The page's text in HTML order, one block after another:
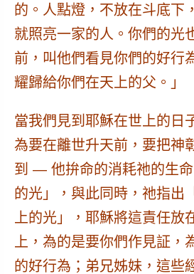
的。人點燈，不放在斗底下
就照亮一家的人。 你們的光
前，叫他們看見你們的好行
耀歸給你們在天上的父 。」
當我們見到耶穌在世上的日
為要在離世升天前，要把神
到 — 他拚命的消耗祂的生
的光」， 與此同時， 祂指出
上的光」
，耶穌將這責任放
上，為的是要你們作見証，
的好行為；弟兄姊妹，這些